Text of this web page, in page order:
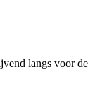
langs voor de